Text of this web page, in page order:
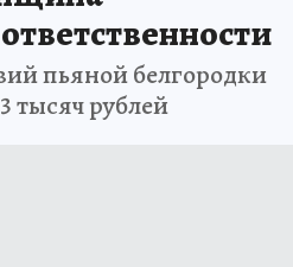
пьяной белгородки
тысяч рублей